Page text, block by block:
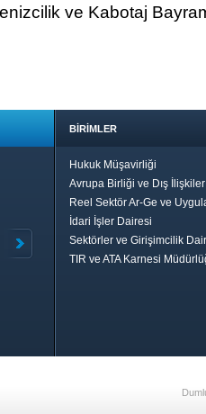
ve Kabotaj
BİRİMLER
Hukuk Müşavirliği
Avrupa Birliği ve Dış
Reel Sektör Ar-Ge ve
İdari İşler Dairesi
Sektörler ve Girişimcilik
TIR ve ATA Karnesi